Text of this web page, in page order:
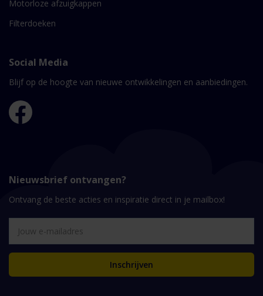
Motorloze afzuigkappen
Filterdoeken
Social Media
Blijf op de hoogte van nieuwe ontwikkelingen en aanbiedingen.
Nieuwsbrief ontvangen?
Ontvang de beste acties en inspiratie direct in je mailbox!
Inschrijven